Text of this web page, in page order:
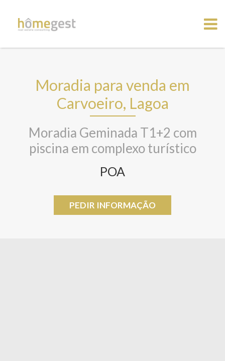
Moradia para venda em
Carvoeiro, Lagoa
Moradia Geminada T1+2 com
piscina em complexo turístico
POA
PEDIR INFORMAÇÃO